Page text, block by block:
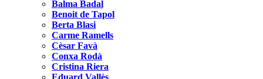
Balma Badal
Benoit de Tapol
Berta Blasi
Carme Ramells
Cèsar Favà
Conxa Rodà
Cristina Riera
Eduard Vallès